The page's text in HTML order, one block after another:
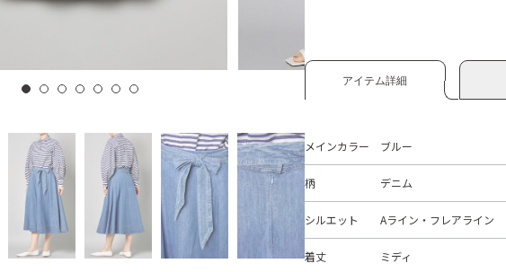
アイテム詳細
メインカラー ブルー
柄 デニム
シルエット Aライン・フレアライン
着丈 ミディ